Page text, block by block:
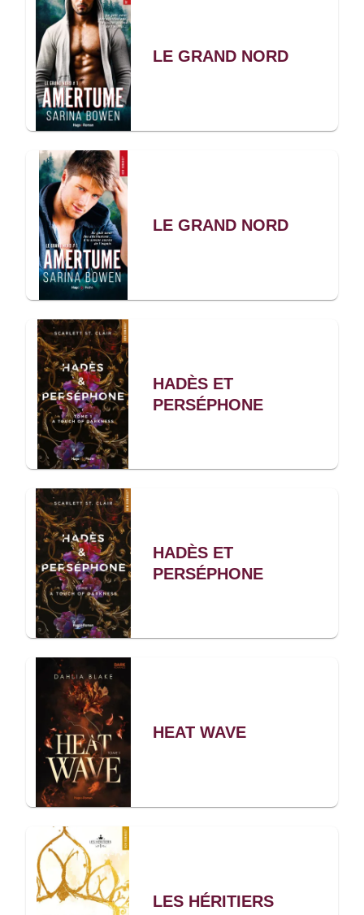
LE GRAND NORD
LE GRAND NORD
HADÈS ET
PERSÉPHONE
HADÈS ET
PERSÉPHONE
HEAT WAVE
LES HÉRITIERS